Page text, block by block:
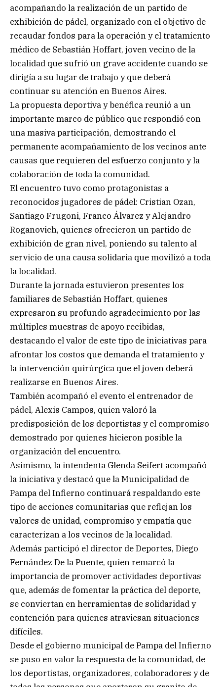
acompañando la realización de un partido de
exhibición de pádel, organizado con el objetivo de
recaudar fondos para la operación y el tratamiento
médico de Sebastián Hoffart, joven vecino de la
localidad que sufrió un grave accidente cuando se
dirigía a su lugar de trabajo y que deberá
continuar su atención en Buenos Aires.
La propuesta deportiva y benéfica reunió a un
importante marco de público que respondió con
una masiva participación, demostrando el
permanente acompañamiento de los vecinos ante
causas que requieren del esfuerzo conjunto y la
colaboración de toda la comunidad.
El encuentro tuvo como protagonistas a
reconocidos jugadores de pádel: Cristian Ozan,
Santiago Frugoni, Franco Álvarez y Alejandro
Roganovich, quienes ofrecieron un partido de
exhibición de gran nivel, poniendo su talento al
servicio de una causa solidaria que movilizó a toda
la localidad.
Durante la jornada estuvieron presentes los
familiares de Sebastián Hoffart, quienes
expresaron su profundo agradecimiento por las
múltiples muestras de apoyo recibidas,
destacando el valor de este tipo de iniciativas para
afrontar los costos que demanda el tratamiento y
la intervención quirúrgica que el joven deberá
realizarse en Buenos Aires.
También acompañó el evento el entrenador de
pádel, Alexis Campos, quien valoró la
predisposición de los deportistas y el compromiso
demostrado por quienes hicieron posible la
organización del encuentro.
Asimismo, la intendenta Glenda Seifert acompañó
la iniciativa y destacó que la Municipalidad de
Pampa del Infierno continuará respaldando este
tipo de acciones comunitarias que reflejan los
valores de unidad, compromiso y empatía que
caracterizan a los vecinos de la localidad.
Además participó el director de Deportes, Diego
Fernández De la Puente, quien remarcó la
importancia de promover actividades deportivas
que, además de fomentar la práctica del deporte,
se conviertan en herramientas de solidaridad y
contención para quienes atraviesan situaciones
difíciles.
Desde el gobierno municipal de Pampa del Infierno
se puso en valor la respuesta de la comunidad, de
los deportistas, organizadores, colaboradores y de